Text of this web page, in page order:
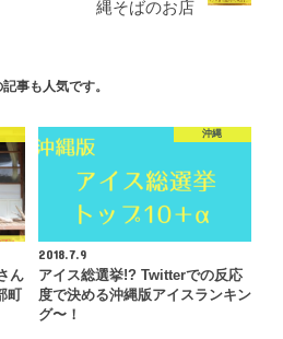
縄そばのお店
事も人気です。
ん
町
沖縄
2018.7.9
アイス総選挙!? Twitterでの反応
度で決める沖縄版アイスランキン
グ〜！